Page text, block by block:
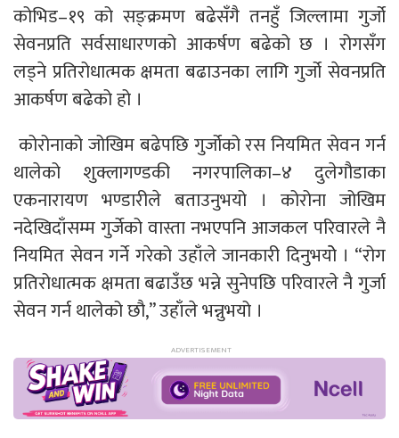
कोभिड–१९ को सङ्क्रमण बढेसँगै तनहुँ जिल्लामा गुर्जो
सेवनप्रति सर्वसाधारणको आकर्षण बढेको छ । रोगसँग
लड्ने प्रतिरोधात्मक क्षमता बढाउनका लागि गुर्जो सेवनप्रति
आकर्षण बढेको हो ।
कोरोनाको जोखिम बढेपछि गुर्जोको रस नियमित सेवन गर्न
थालेको शुक्लागण्डकी नगरपालिका–४ दुलेगौडाका
एकनारायण भण्डारीले बताउनुभयो । कोरोना जोखिम
नदेखिदाँसम्म गुर्जेको वास्ता नभएपनि आजकल परिवारले नै
नियमित सेवन गर्ने गरेको उहाँले जानकारी दिनुभयोे । “रोग
प्रतिरोधात्मक क्षमता बढाउँछ भन्ने सुनेपछि परिवारले नै गुर्जा
सेवन गर्न थालेको छौ,” उहाँले भन्नुभयो ।